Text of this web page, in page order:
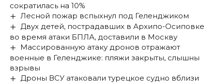
сократилась на 10%
Лесной пожар вспыхнул под Геленджиком
Двух детей, пострадавших в Архипо-Осиповке
во время атаки БПЛА, доставили в Москву
Массированную атаку дронов отражают
военные в Геленджике: пляжи закрыты, слышны
взрывы
Дроны ВСУ атаковали турецкое судно вблизи